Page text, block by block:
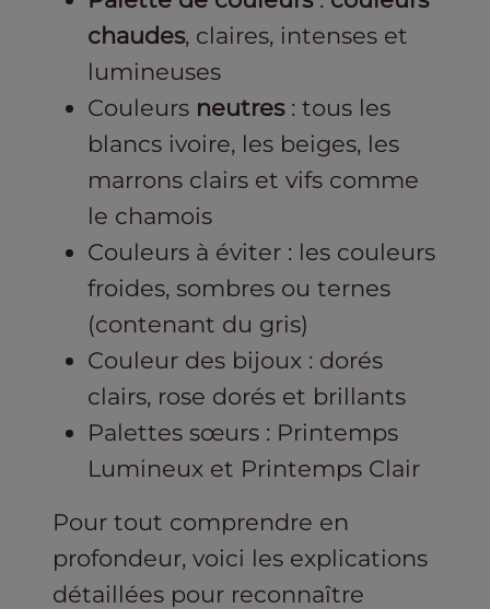
chaudes, claires, intenses et
lumineuses
Couleurs neutres: tous les
blancs ivoire, les beiges, les
marrons clairs et vifs comme
le chamois
Couleurs à éviter : les couleurs
froides, sombres ou ternes
(contenant du gris)
Couleur des bijoux : dorés
clairs, rose dorés et brillants
Palettes sœurs : Printemps
Lumineux et Printemps Clair
Pour tout comprendre en
profondeur, voici les explications
détaillées pour reconnaître